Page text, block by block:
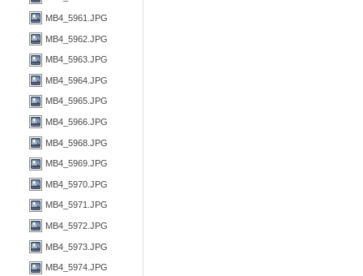
MB4_5961.JPG
MB4_5962.JPG
MB4_5963.JPG
MB4_5964.JPG
MB4_5965.JPG
MB4_5966.JPG
MB4_5968.JPG
MB4_5969.JPG
MB4_5970.JPG
MB4_5971.JPG
MB4_5972.JPG
MB4_5973.JPG
MB4_5974.JPG